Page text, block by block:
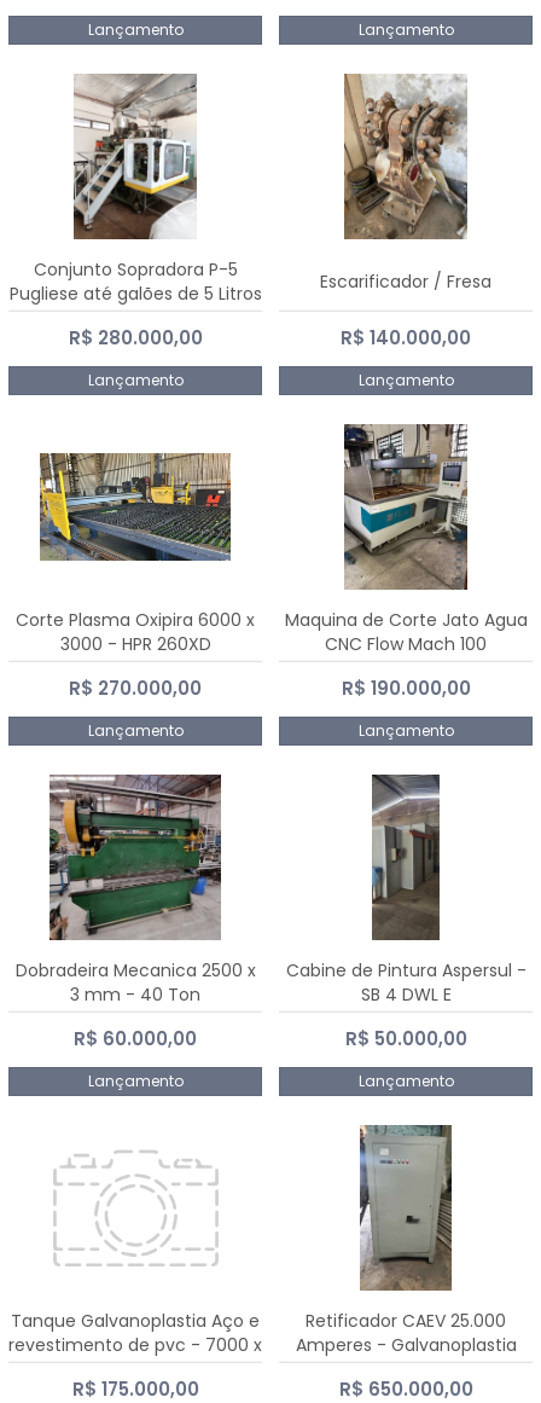
Lançamento Lançamento
Conjunto Sopradora P-5
Pugliese até galões de 5 Litros
R$ 280.000,00
Lançamento
Escarificador / Fresa
R$ 140.000,00
Lançamento
Corte Plasma Oxipira 6000 x
3000 - HPR 260XD
R$ 270.000,00
Lançamento
Maquina de Corte Jato Agua
CNC Flow Mach 100
R$ 190.000,00
Lançamento
Dobradeira Mecanica 2500 x
3 mm - 40 Ton
R$ 60.000,00
Lançamento
Cabine de Pintura Aspersul -
SB 4 DWL E
R$ 50.000,00
Lançamento
Tanque Galvanoplastia Aço e
revestimento de pvc - 7000 x
2200 mm
R$ 175.000,00
Retificador CAEV 25.000
Amperes - Galvanoplastia
R$ 650.000,00